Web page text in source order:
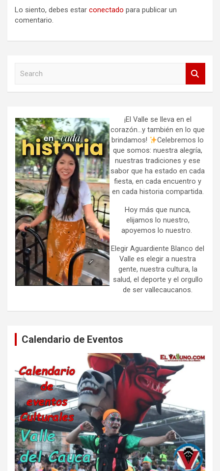
Lo siento, debes estar conectado para publicar un
comentario.
h
¡El Valle se lleva en el
corazón…y también en lo que
brindamos!
Celebremos lo
que somos: nuestra alegría,
nuestras tradiciones y ese
sabor que ha estado en cada
fiesta, en cada encuentro y
en cada historia compartida.
Hoy más que nunca,
elijamos lo nuestro,
apoyemos lo nuestro.
Elegir Aguardiente Blanco del
Valle es elegir a nuestra
gente, nuestra cultura, la
salud, el deporte y el orgullo
de ser vallecaucanos.
Calendario de Eventos